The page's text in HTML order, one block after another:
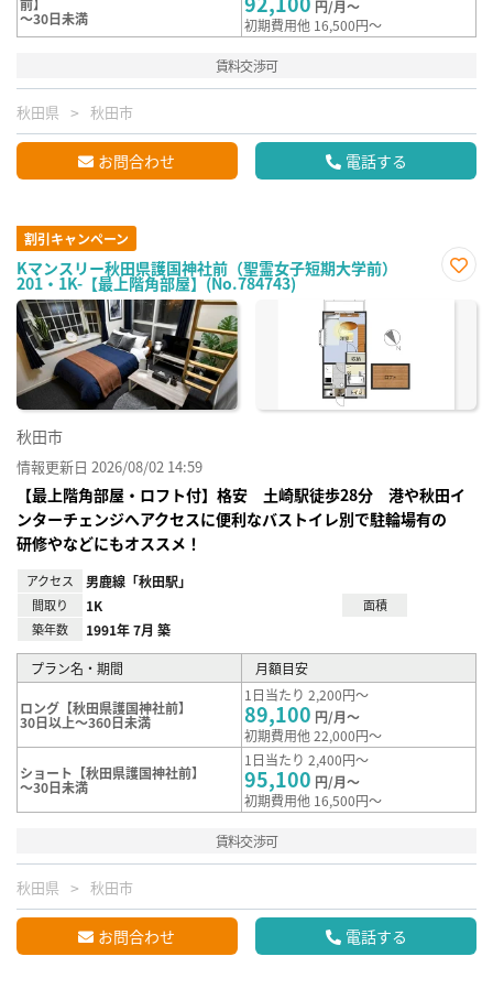
～30日未満
円/月～
初期費用他 16,500円～
賃料交渉可
秋田県 秋田市
お問合わせ 電話する
割引キャンペーン
Kマンスリー秋田県護国神社前（聖霊女子短期大学前）
201・1K-【最上階角部屋】(No.784743)
に入
秋田市
情報更新日 2026/08/02 14:59
【最上階角部屋・ロフト付】格安 土崎駅徒歩28分 港や秋田イ
ンターチェンジへアクセスに便利なバストイレ別で駐輪場有の
研修やなどにもオススメ！
アクセス 男鹿線「秋田駅」
間取り 1K
面積
築年数
1991年 7月 築
プラン名・期間 月額目安
ロング【秋田県護国神社前】
30日以上～360日未満
1日当たり 2,200円～
89,100 円/月～
初期費用他 22,000円～
ショート【秋田県護国神社前】
～30日未満
1日当たり 2,400円～
95,100 円/月～
初期費用他 16,500円～
賃料交渉可
秋田県 秋田市
お問合わせ 電話する